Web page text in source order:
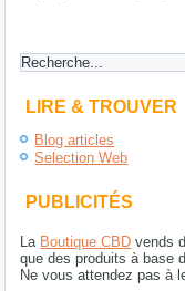
LIRE & TROUVER
Blog articles
Selection Web
PUBLICITÉS
La Boutique CBD vends
que des produits à base
Ne vous attendez pas à